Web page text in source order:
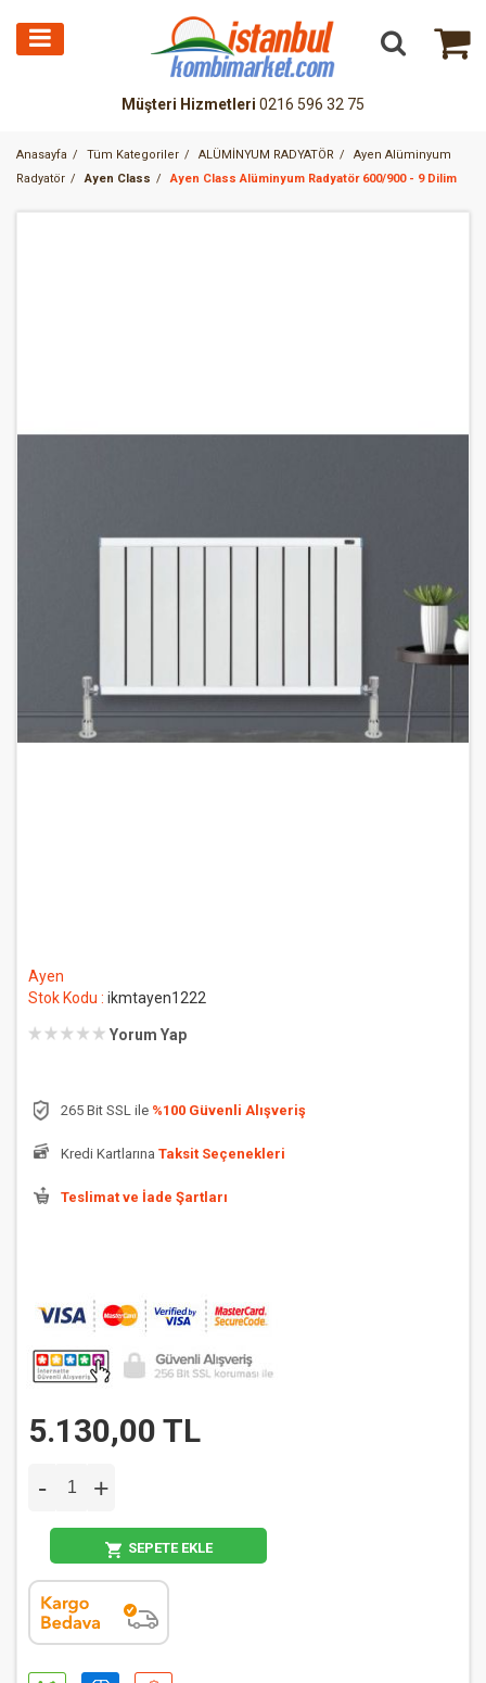
Müşteri Hizmetleri 0216 596 32 75
Anasayfa Tüm Kategoriler ALÜMİNYUM RADYATÖR
Ayen Alüminyum
Radyatör
Ayen Class Ayen Class Alüminyum Radyatör 600/900 - 9 Dilim
Ayen
Stok Kodu : ikmtayen1222
Yorum Yap
265 Bit SSL ile %100 Güvenli Alışveriş
Kredi Kartlarına Taksit Seçenekleri
Teslimat ve İade Şartları
5.130,00 TL
- +
SEPETE EKLE